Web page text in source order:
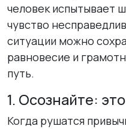
человек испытывает
чувство
ситуации можно
равновесие и
путь.
1. Осознайте:
Когда рушатся